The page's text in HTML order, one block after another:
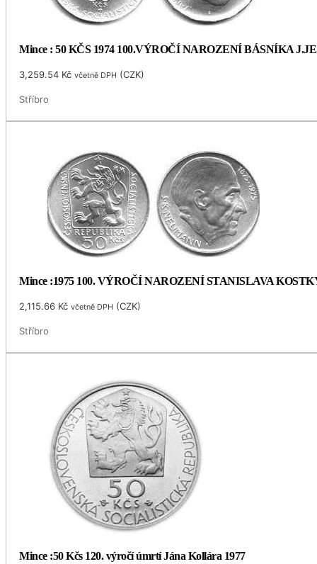
Mince : 50 KČS 1974 100.VÝROČÍ NAROZENÍ BÁSNÍKA
3,259.54 Kč včetně DPH (CZK)
Stříbro
Mince :1975 100. VÝROČÍ NAROZENÍ STANISLAVA
2,115.66 Kč včetně DPH (CZK)
Stříbro
Mince :50 Kčs 120. výročí úmrtí Jána Kollára 1977